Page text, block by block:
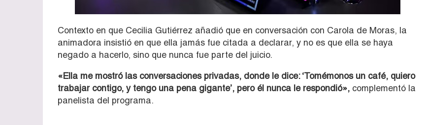
Contexto en que Cecilia Gutiérrez añadió que en conversación con Carola de Moras, la
animadora insistió en que ella jamás fue citada a declarar, y no es que ella se haya
negado a hacerlo, sino que nunca fue parte del juicio.
«Ella me mostró las conversaciones privadas, donde le dice: ‘Tomémonos un café, quiero
trabajar contigo, y tengo una pena gigante’, pero él nunca le respondió», complementó la
panelista del programa.